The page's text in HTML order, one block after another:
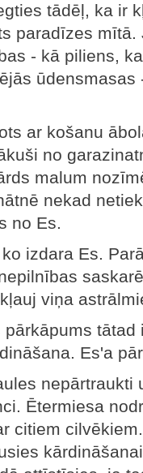
tādēļ, ka ir
paradīzes
- kā piliens,
ar košanu
no
malum
nekad
no Es.
izdara Es.
viņa
tātad
Es'a
nepārtraukti
Ētermiesa
citiem